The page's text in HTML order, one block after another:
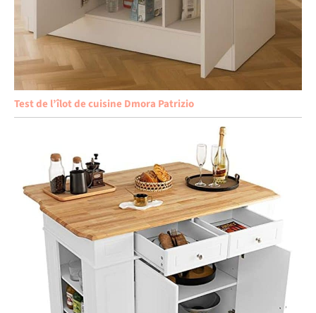
Test de l’îlot de cuisine Dmora Patrizio